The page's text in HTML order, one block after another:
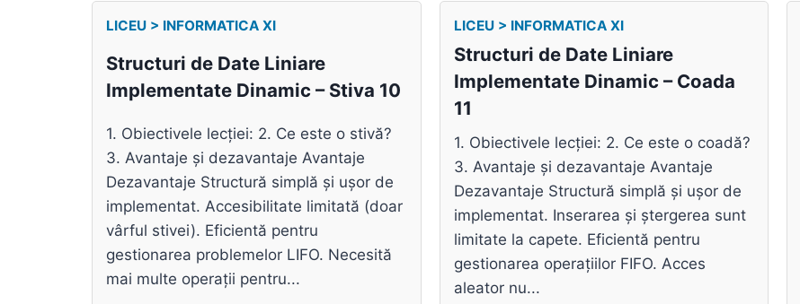
LICEU > INFORMATICA XI
Structuri de Date Liniare
Implementate Dinamic – Stiva 10
1. Obiectivele lecției: 2. Ce este o stivă?
3. Avantaje și dezavantaje Avantaje
Dezavantaje Structură simplă și ușor de
implementat. Accesibilitate limitată (doar
vârful stivei). Eficientă pentru
gestionarea problemelor LIFO. Necesită
mai multe operații pentru...
LICEU > INFORMATICA XI
Structuri de Date Liniare
Implementate Dinamic – Coada
11
1. Obiectivele lecției: 2. Ce este o coadă?
3. Avantaje și dezavantaje Avantaje
Dezavantaje Structură simplă și ușor de
implementat. Inserarea și ștergerea sunt
limitate la capete. Eficientă pentru
gestionarea operațiilor FIFO. Acces
aleator nu...